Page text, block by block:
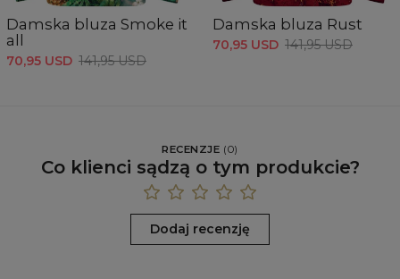
Damska bluza Smoke it
all
70,95 USD 141,95 USD
Damska bluza Rust
70,95 USD 141,95 USD
RECENZJE (0)
Co klienci sądzą o tym produkcie?
Dodaj recenzję